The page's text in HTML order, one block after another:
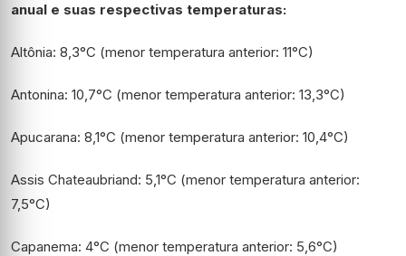
anual e suas respectivas temperaturas:
Altônia: 8,3°C (menor temperatura anterior: 11°C)
Antonina: 10,7°C (menor temperatura anterior: 13,3°C)
Apucarana: 8,1°C (menor temperatura anterior: 10,4°C)
Assis Chateaubriand: 5,1°C (menor temperatura anterior:
7,5°C)
Capanema: 4°C (menor temperatura anterior: 5,6°C)